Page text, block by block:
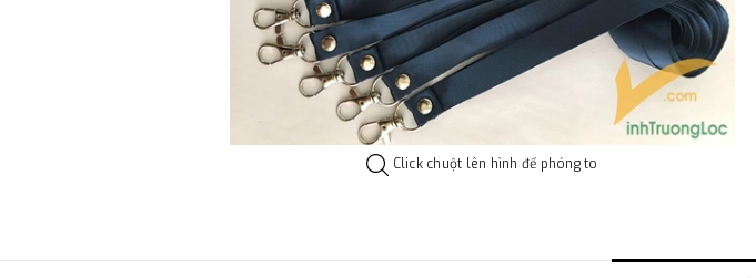
Click chuột lên hình để phóng to